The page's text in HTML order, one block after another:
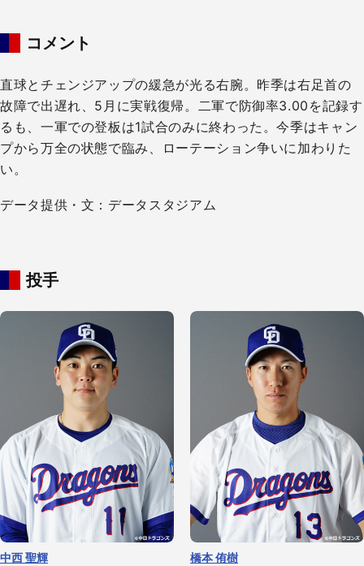
コメント
直球とチェンジアップの緩急が光る右腕。昨季は右足首の
故障で出遅れ、5月に実戦復帰。二軍で防御率3.00を記録す
るも、一軍での登板は1試合のみに終わった。今季はキャン
プから万全の状態で臨み、ローテーション争いに加わりた
い。
データ提供・文：データスタジアム
投手
中西 聖輝 橋本 侑樹